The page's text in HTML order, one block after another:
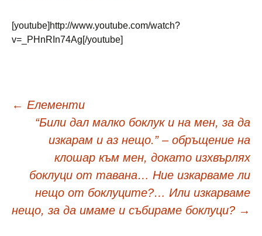
[youtube]http://www.youtube.com/watch?
v=_PHnRIn74Ag[/youtube]
Навигация
публикациите
← Елементи
“Били дал малко боклук и на мен, за да
изкарам и аз нещо.” – обръщение на
клошар към мен, докато изхвърлях
боклуци от тавана… Ние изкарваме ли
нещо от боклуците?… Или изкарваме
нещо, за да имаме и събираме боклуци? →